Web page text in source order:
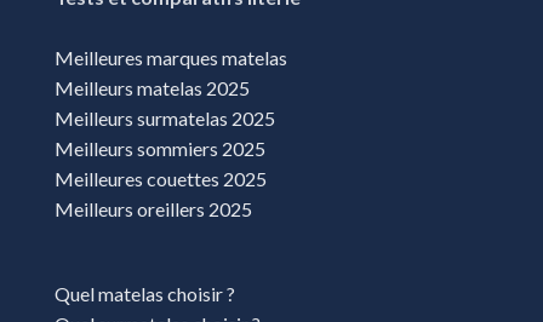
Meilleures marques matelas
Meilleurs matelas 2025
Meilleurs surmatelas 2025
Meilleurs sommiers 2025
Meilleures couettes 2025
Meilleurs oreillers 2025
Quel matelas choisir ?